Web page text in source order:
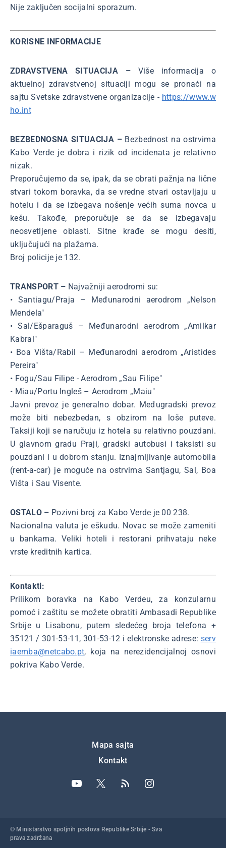
Nije zaključen socijalni sporazum.
KORISNE INFORMACIJE
ZDRAVSTVENA SITUACIJA –Više informacija o
aktuelnoj zdravstvenoj situaciji mogu se pronaći na
sajtu Svetske zdravstvene organizacije - https://www.w
ho.int
BEZBEDNOSNA SITUACIJA –Bezbednost na ostrvima
Kabo Verde je dobra i rizik od incidenata je relativno
nizak.
Preporučujemo da se, ipak, da se obrati pažnja na lične
stvari tokom boravka, da se vredne stvari ostavljaju u
hotelu i da se izbegava nošenje većih suma novca u
kešu. Takođe, preporučuje se da se izbegavaju
neosvetljene oblasti. Sitne krađe se mogu desiti,
uključujući na plažama.
Broj policije je 132.
TRANSPORT – Najvažniji aerodromi su:
• Santiagu/Praja – Međunarodni aerodrom „Nelson
Mendela"
• Sal/Ešparaguš – Međunarodni aerodrom „Amilkar
Kabral"
• Boa Višta/Rabil – Međunarodni aerodrom „Aristides
Pereira"
• Fogu/Sau Filipe - Aerodrom „Sau Filipe"
• Miau/Portu Ingleš – Aerodrom „Maiu"
Javni prevoz je generalno dobar. Međugradski prevoz
može biti nebezbedan, s obzirom na loše puteve.
Taksiji koji se naručuju iz hotela su relativno pouzdani.
U glavnom gradu Praji, gradski autobusi i taksisti su
pouzdani i u dobrom stanju. Iznajmljivanje automobila
(rent-a-car) je moguće na ostrvima Santjagu, Sal, Boa
Višta i Sau Visente.
OSTALO – Pozivni broj za Kabo Verde je 00 238.
Nacionalna valuta je eškudu. Novac se može zameniti
u bankama. Veliki hoteli i restorani prihvataju neke
vrste kreditnih kartica.
Kontakti:
Prilikom boravka na Kabo Verdeu, za konzularnu
pomoć i zaštitu se možete obratiti Ambasadi Republike
Srbije u Lisabonu, putem sledećeg broja telefona +
35121 / 301-53-11, 301-53-12 i elektronske adrese: serv
iaemba@netcabo.pt, koja na nerezidencijalnoj osnovi
pokriva Kabo Verde.
Mapa sajta
Kontakt
© Ministarstvo spoljnih poslova Republike Srbije - Sva
prava zadržana